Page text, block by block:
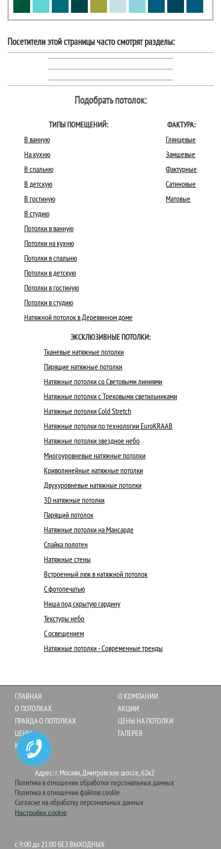
Посетители этой страницы часто смотрят разделы:
Подобрать потолок:
ТИПЫ ПОМЕЩЕНИЙ:
В ванную
На кухню
В спальню
В детскую
В гостиную
В студию
Потолки в ванную
Потолки на кухню
Потолки в спальню
Потолки в детскую
Потолки в гостиную
Потолки в студию
Натяжной потолок в Деревянном доме
ФАКТУРА:
Глянцевые
Замшевые
Фактурные
Сатиновые
Матовые
ЭКСКЛЮЗИВНЫЕ ПОТОЛКИ:
Тканевые натяжные потолки
Парящие натяжные потолки
Натяжные потолки со Световыми линиями
Натяжные потолки с Трековыми светильниками
Натяжные потолки Cold Stretch
Натяжные потолки по технологии EuroKRAAB
Натяжные потолки звездное небо
Многоуровневые натяжные потолки
Криволинейные натяжные потолки
Двухуровневые натяжные потолки
3D натяжные потолки
Парящий потолок
Натяжные потолки на Мансарде
Спайка полотен
Натяжные стены
Встроенный люк в натяжной потолок
С фотопечатью
Ниша под скрытую гардину
Текстуры небо
С освещением
Натяжные потолки - Современные тренды
ГЛАВНАЯ
О КОМПАНИИ
О ПОТОЛКАХ
АКЦИИ
ПРАВДА О ПОТОЛКАХ
ЦЕНЫ НА ПОТОЛКИ
ЦЕНЫ
ГАЛЕРЕЯ
КОНТАКТЫ
Адрес: г. Москва, Дмитровское шоссе, 62к2
Политика в отношении обработки персональных данных
Политика в отношении файлов cookie
Согласие на обработку персональных данных
Настройки cookie
c 9:00 до 21:00 БЕЗ ВЫХОДНЫХ